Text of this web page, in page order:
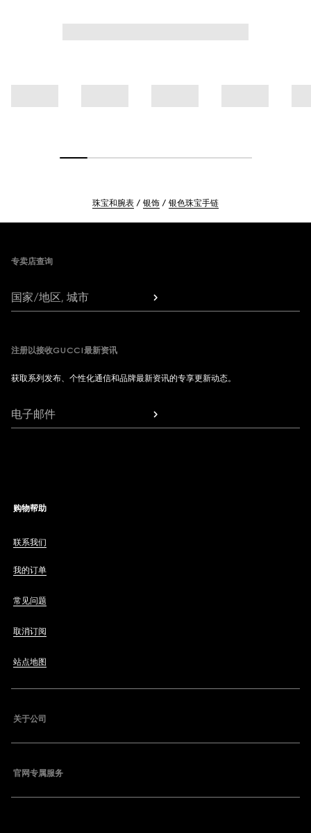
珠宝和腕表 银饰 银色珠宝手链
专卖店查询
国家/地区, 城市
注册以接收GUCCI最新资讯
获取系列发布、个性化通信和品牌最新资讯的专享更新动态。
电子邮件
购物帮助
联系我们
我的订单
常见问题
取消订阅
站点地图
关于公司
官网专属服务